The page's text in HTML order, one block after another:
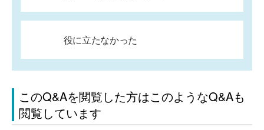
役に立たなかった
このQ&Aを閲覧した方はこのようなQ&Aも
閲覧しています